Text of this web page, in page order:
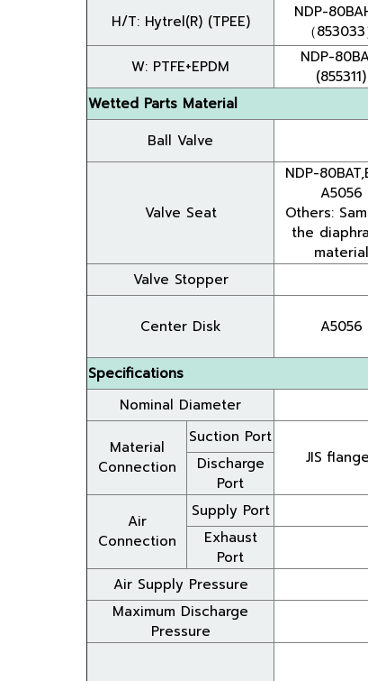
H/T: Hytrel(R) (TPEE)
NDP-
（853033
W: PTFE+EPDM
NDP-
(855311)
Wetted Parts Material
Ball Valve
Valve Seat
NDP-
A5056
Others:
the
material
Valve Stopper
Center Disk A5056
Specifications
Nominal Diameter
Material
Connection
Suction Port
JIS
Discharge
Port
Air
Connection
Supply Port
Exhaust
Port
Air Supply Pressure
Maximum Discharge
Pressure